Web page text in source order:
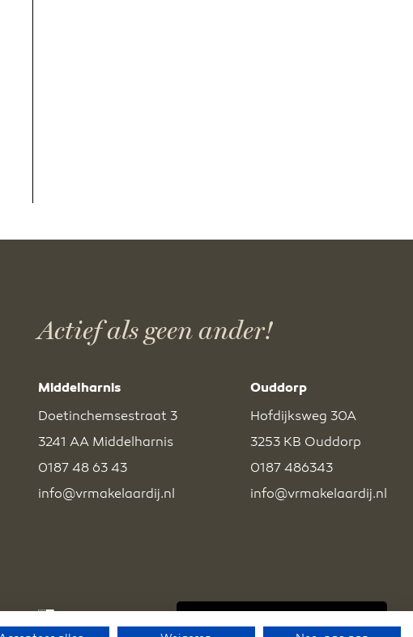
Actief als geen ander!
Middelharnis
Doetinchemsestraat 3
3241 AA Middelharnis
0187 48 63 43
info@vrmakelaardij.nl
Ouddorp
Hofdijksweg 30A
3253 KB Ouddorp
0187 486343
info@vrmakelaardij.nl